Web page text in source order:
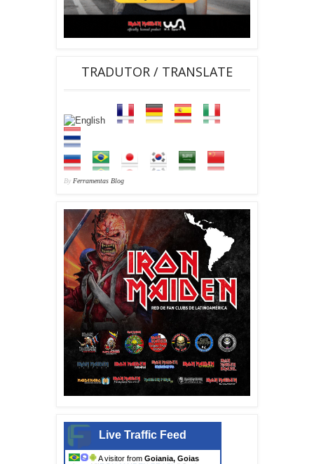
TRADUTOR / TRANSLATE
By Ferramentas Blog
Live Traffic Feed
A visitor from Goiania, Goias